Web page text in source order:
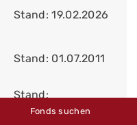
Stand: 19.02.2026
Stand: 01.07.2011
Stand:
30.06.2025
Fonds suchen